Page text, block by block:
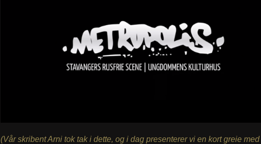
(Vår skribent Arni tok tak i dette, og i dag presenterer vi en kort greie med